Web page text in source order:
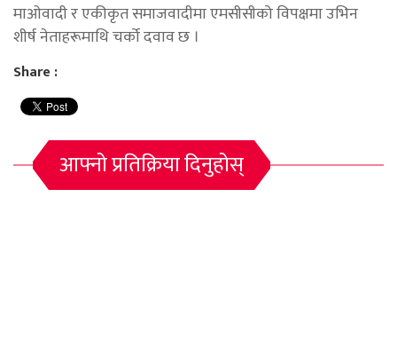
माओवादी र एकीकृत समाजवादीमा एमसीसीको विपक्षमा उभिन
शीर्ष नेताहरूमाथि चर्को दवाव छ ।
Share :
आफ्नो प्रतिक्रिया दिनुहोस्